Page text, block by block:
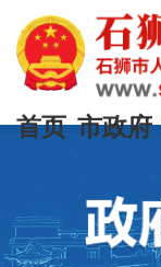
首页 市政府